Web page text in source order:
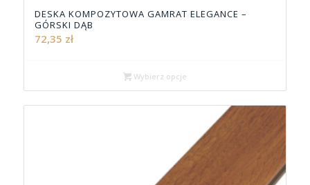
DESKA KOMPOZYTOWA GAMRAT ELEGANCE –
GÓRSKI DĄB
72,35 zł
Wybierz opcje